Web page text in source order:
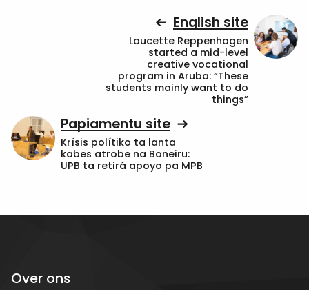
English site
Loucette Reppenhagen
started a mid-level
creative vocational
program in Aruba: “These
students mainly want to do
things”
Papiamentu site
Krísis polítiko ta lanta
kabes atrobe na Boneiru:
UPB ta retirá apoyo pa MPB
Over ons